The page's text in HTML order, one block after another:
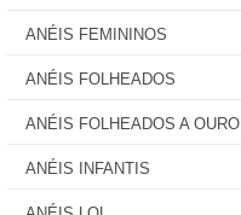
ANÉIS FEMININOS
ANÉIS FOLHEADOS
ANÉIS FOLHEADOS A OURO
ANÉIS INFANTIS